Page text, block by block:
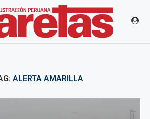
ALERTA AMARILLA